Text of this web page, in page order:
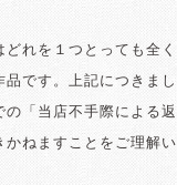
どれを１つとっても全
品です。上記につきま
の「当店不手際による
かねますことをご理解